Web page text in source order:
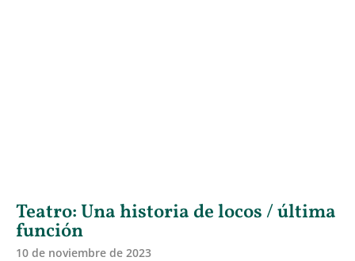
Teatro: Una historia de locos / última
función
10 de noviembre de 2023